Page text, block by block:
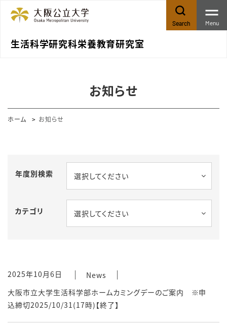
生活科学研究科栄養教育研究室
Search Menu
お知らせ
ホーム お知らせ
年度別検索 選択してください
カテゴリ 選択してください
2025年10月6日
News
大阪市立大学生活科学部ホームカミングデーのご案内 ※申
込締切2025/10/31(17時)【終了】